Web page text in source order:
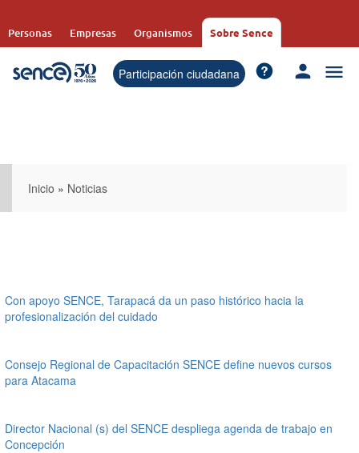
contenido
Personas Empresas Organismos Sobre Sence
Participación ciudadana
Inicio » Noticias
Con apoyo SENCE, Tarapacá da un paso histórico hacia la
profesionalización del cuidado
Consejo Regional de Capacitación SENCE define nuevos cursos
para Atacama
Director Nacional (s) del SENCE despliega agenda de trabajo en
Concepción